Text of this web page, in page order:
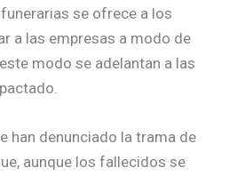
se ofrece a los
a las empresas a modo de
modo se adelantan a las
han denunciado la trama de
aunque los fallecidos se